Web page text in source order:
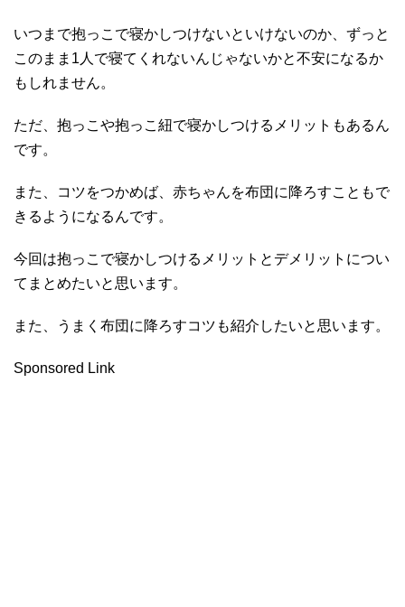
いつまで抱っこで寝かしつけないといけないのか、ずっと
このまま1人で寝てくれないんじゃないかと不安になるか
もしれません。
ただ、抱っこや抱っこ紐で寝かしつけるメリットもあるん
です。
また、コツをつかめば、赤ちゃんを布団に降ろすこともで
きるようになるんです。
今回は抱っこで寝かしつけるメリットとデメリットについ
てまとめたいと思います。
また、うまく布団に降ろすコツも紹介したいと思います。
Sponsored Link